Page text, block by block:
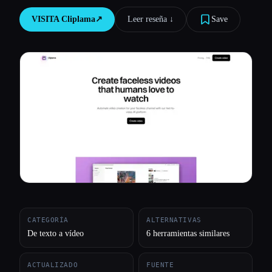
Comparar herramientas
VISITA Cliplama↗︎ Leer reseña ↓︎ Save
CATEGORÍA
De texto a vídeo
ALTERNATIVAS
6 herramientas similares
ACTUALIZADO FUENTE